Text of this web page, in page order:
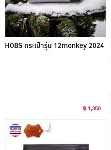
HOBS กระเป๋ารุ่น 12monkey 2024
฿ 1,350